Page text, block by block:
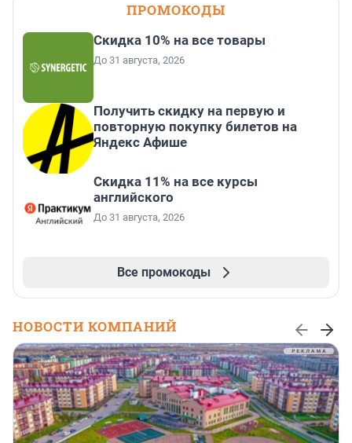
ПРОМОКОДЫ
Скидка 10% на все товары
До 31 августа, 2026
Получить скидку на первую и
повторную покупку билетов на
Яндекс Афише
Скидка 11% на все курсы
английского
До 31 августа, 2026
Все промокоды
НОВОСТИ КОМПАНИЙ